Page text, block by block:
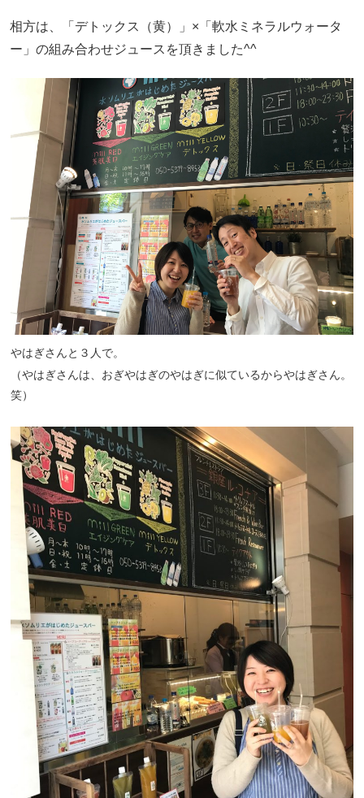
相方は、「デトックス（黄）」×「軟水ミネラルウォータ
ー」の組み合わせジュースを頂きました^^
やはぎさんと３人で。
（やはぎさんは、おぎやはぎのやはぎに似ているからやはぎさん。
笑）